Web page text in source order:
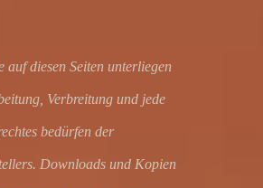
diesen Seiten unterliegen
Verbreitung und jede
bedürfen der
Downloads und Kopien